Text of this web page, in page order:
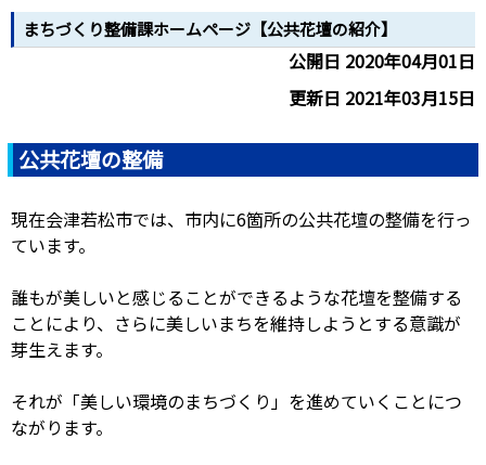
まちづくり整備課ホームページ【公共花壇の紹介】
公開日 2020年04月01日
更新日 2021年03月15日
公共花壇の整備
現在会津若松市では、市内に6箇所の公共花壇の整備を行っ
ています。
誰もが美しいと感じることができるような花壇を整備する
ことにより、さらに美しいまちを維持しようとする意識が
芽生えます。
それが「美しい環境のまちづくり」を進めていくことにつ
ながります。